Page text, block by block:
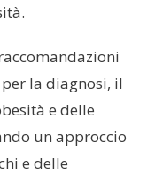
la diagnosi, il
e delle
un approccio
e delle